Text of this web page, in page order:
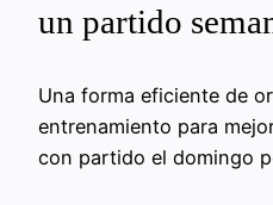
un partido
Una forma eficiente de
entrenamiento para
con partido el domingo